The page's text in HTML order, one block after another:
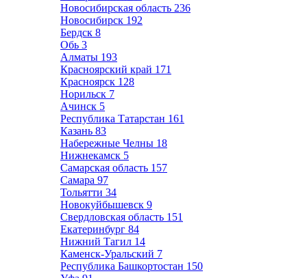
Новосибирская область 236
Новосибирск 192
Бердск 8
Обь 3
Алматы 193
Красноярский край 171
Красноярск 128
Норильск 7
Ачинск 5
Республика Татарстан 161
Казань 83
Набережные Челны 18
Нижнекамск 5
Самарская область 157
Самара 97
Тольятти 34
Новокуйбышевск 9
Свердловская область 151
Екатеринбург 84
Нижний Тагил 14
Каменск-Уральский 7
Республика Башкортостан 150